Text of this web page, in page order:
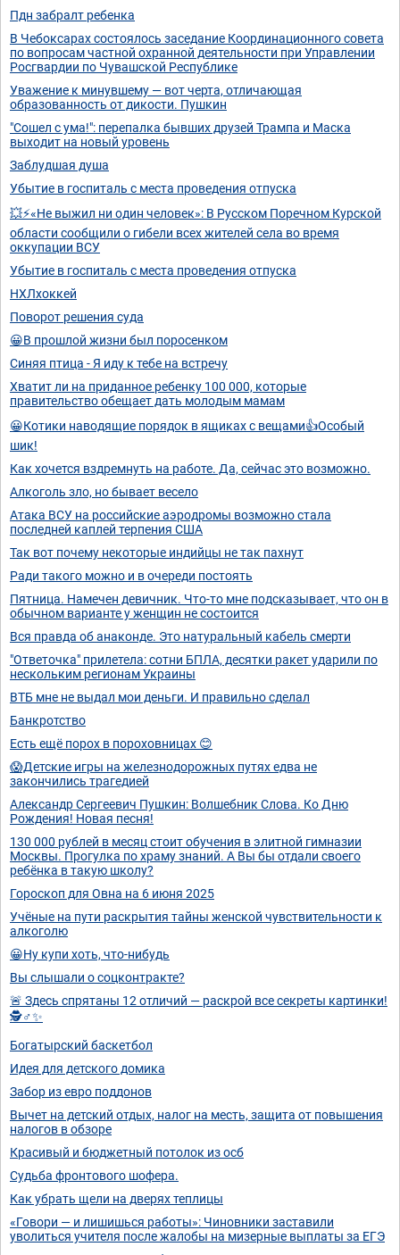
Пдн забралт ребенка
В Чебоксарах состоялось заседание Координационного совета
по вопросам частной охранной деятельности при Управлении
Росгвардии по Чувашской Республике
Уважение к минувшему — вот черта, отличающая
образованность от дикости. Пушкин
"Сошел с ума!": перепалка бывших друзей Трампа и Маска
выходит на новый уровень
Заблудшая душа
Убытие в госпиталь с места проведения отпуска
💥⚡«Не выжил ни один человек»: В Русском Поречном Курской
области сообщили о гибели всех жителей села во время
оккупации ВСУ
Убытие в госпиталь с места проведения отпуска
НХЛхоккей
Поворот решения суда
😀В прошлой жизни был поросенком
Синяя птица - Я иду к тебе на встречу
Хватит ли на приданное ребенку 100 000, которые
правительство обещает дать молодым мамам
😀Котики наводящие порядок в ящиках с вещами👍Особый
шик!
Как хочется вздремнуть на работе. Да, сейчас это возможно.
Алкоголь зло, но бывает весело
Атака ВСУ на российские аэродромы возможно стала
последней каплей терпения США
Так вот почему некоторые индийцы не так пахнут
Ради такого можно и в очереди постоять
Пятница. Намечен девичник. Что-то мне подсказывает, что он в
обычном варианте у женщин не состоится
Вся правда об анаконде. Это натуральный кабель смерти
"Ответочка" прилетела: сотни БПЛА, десятки ракет ударили по
нескольким регионам Украины
ВТБ мне не выдал мои деньги. И правильно сделал
Банкротство
Есть ещё порох в пороховницах 😊
😱Детские игры на железнодорожных путях едва не
закончились трагедией
Александр Сергеевич Пушкин: Волшебник Слова. Ко Дню
Рождения! Новая песня!
130 000 рублей в месяц стоит обучения в элитной гимназии
Москвы. Прогулка по храму знаний. А Вы бы отдали своего
ребёнка в такую школу?
Гороскоп для Овна на 6 июня 2025
Учёные на пути раскрытия тайны женской чувствительности к
алкоголю
😀Ну купи хоть, что-нибудь
Вы слышали о соцконтракте?
🚨 Здесь спрятаны 12 отличий — раскрой все секреты картинки!
🕵️♂️✨
Богатырский баскетбол
Идея для детского домика
Забор из евро поддонов
Вычет на детский отдых, налог на месть, защита от повышения
налогов в обзоре
Красивый и бюджетный потолок из осб
Судьба фронтового шофера.
Как убрать щели на дверях теплицы
«Говори — и лишишься работы»: Чиновники заставили
уволиться учителя после жалобы на мизерные выплаты за ЕГЭ